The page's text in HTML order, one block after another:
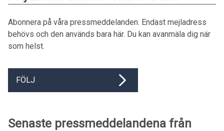
Abonnera på våra pressmeddelanden. Endast mejladress
behövs och den används bara här. Du kan avanmäla dig när
som helst.
FÖLJ
Senaste pressmeddelandena från